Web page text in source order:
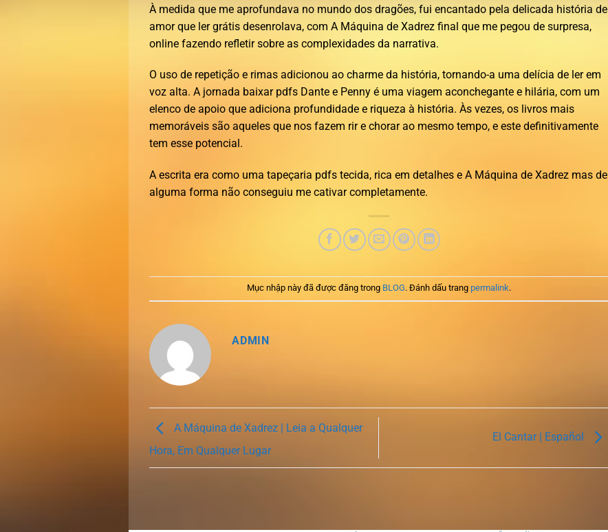
À medida que me aprofundava no mundo dos dragões, fui encantado pela delicada história de
amor que ler grátis desenrolava, com A Máquina de Xadrez final que me pegou de surpresa,
online fazendo refletir sobre as complexidades da narrativa.
O uso de repetição e rimas adicionou ao charme da história, tornando-a uma delícia de ler em
voz alta. A jornada baixar pdfs Dante e Penny é uma viagem aconchegante e hilária, com um
elenco de apoio que adiciona profundidade e riqueza à história. Às vezes, os livros mais
memoráveis são aqueles que nos fazem rir e chorar ao mesmo tempo, e este definitivamente
tem esse potencial.
A escrita era como uma tapeçaria pdfs tecida, rica em detalhes e A Máquina de Xadrez mas de
alguma forma não conseguiu me cativar completamente.
Mục nhập này đã được đăng trong BLOG. Đánh dấu trang permalink.
ADMIN
A Máquina de Xadrez | Leia a Qualquer
Hora, Em Qualquer Lugar
El Cantar | Español